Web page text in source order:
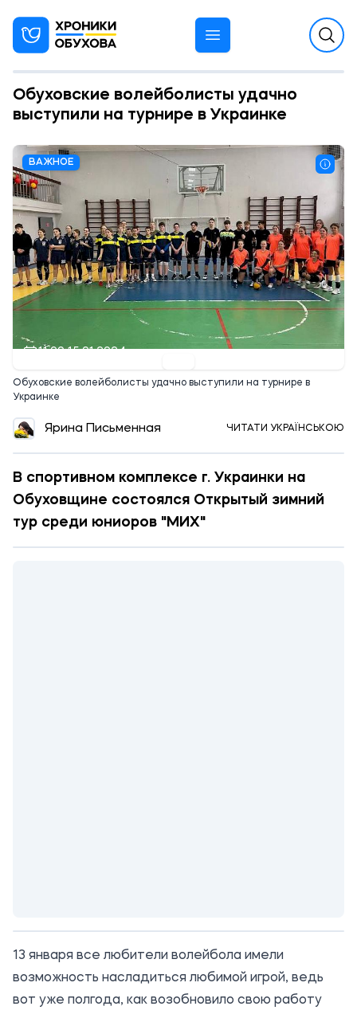
Обуховские волейболисты удачно
выступили на турнире в Украинке
11:00 15.01.2024
ВАЖНОЕ
Обуховские волейболисты удачно выступили на турнире в
Украинке
Ярина Письменная ЧИТАТИ УКРАЇНСЬКОЮ
В спортивном комплексе г. Украинки на
Обуховщине состоялся Открытый зимний
тур среди юниоров "МИХ"
13 января все любители волейбола имели
возможность насладиться любимой игрой, ведь
вот уже полгода, как возобновило свою работу